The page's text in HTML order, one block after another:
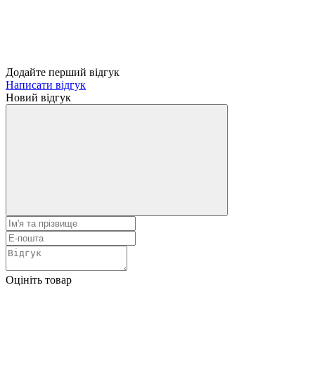
Додайте перший відгук
Написати відгук
Новий відгук
Оцініть товар